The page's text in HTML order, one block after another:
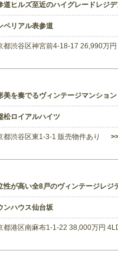
道ヒルズ至近のハイグレードレジデ
ペリアル表参道
都渋谷区神宮前4-18-17 26,990万
美を奏でるヴィンテージマンション
松ロイアルハイツ
都渋谷区東1-3-1 販売物件あり
性が高い全8戸のヴィンテージレジ
ンハウス仙台坂
都港区南麻布1-1-22 38,000万円